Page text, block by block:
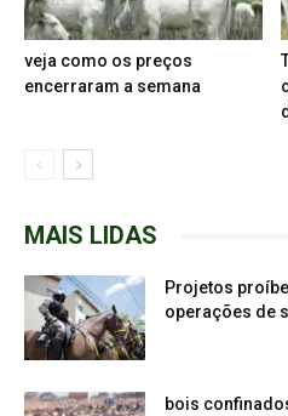
veja como os preços
encerraram a semana
MAIS LIDAS
Projetos
operações de
bois